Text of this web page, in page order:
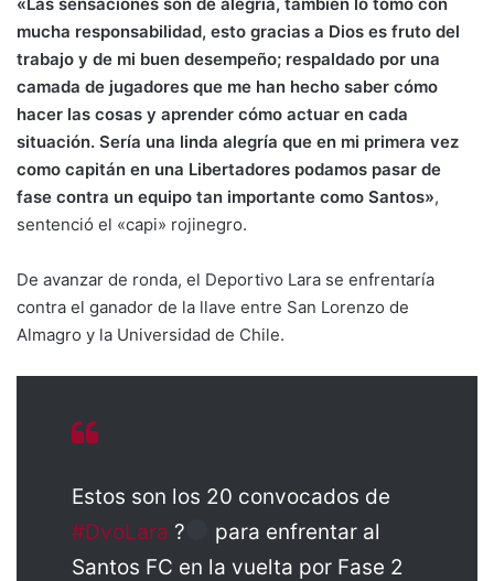
mucha responsabilidad, esto gracias a Dios es fruto del
trabajo y de mi buen desempeño; respaldado por una
camada de jugadores que me han hecho saber cómo
hacer las cosas y aprender cómo actuar en cada
situación. Sería una linda alegría que en mi primera vez
como capitán en una Libertadores podamos pasar de
fase contra un equipo tan importante como Santos»,
sentenció el «capi» rojinegro.
De avanzar de ronda, el Deportivo Lara se enfrentaría
contra el ganador de la llave entre San Lorenzo de
Almagro y la Universidad de Chile.
Estos son los 20 convocados de
#DvoLara ?
para enfrentar al
Santos FC en la vuelta por Fase 2